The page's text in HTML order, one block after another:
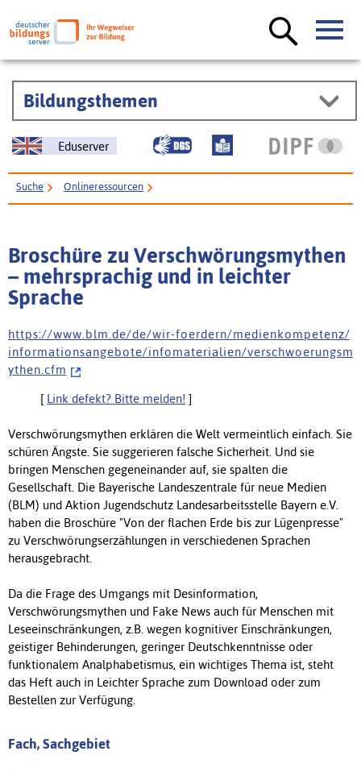
Bildungsthemen
Eduserver
Suche Onlineressourcen
Broschüre zu Verschwörungsmythen
– mehrsprachig und in leichter
Sprache
h t t p s : / / w w w . b l m . d e / d e / w i r - f o e r d e r n / m e d i e n k o m p e t e n z /
i n f o r m a t i o n s a n g e b o t e / i n f o m a t e r i a l i e n / v e r s c h w o e r u n g s m
y t h e n . c f m
[ Link defekt? Bitte melden! ]
Verschwörungsmythen erklären die Welt vermeintlich einfach. Sie
schüren Ängste. Sie suggerieren falsche Sicherheit. Und sie
bringen Menschen gegeneinander auf, sie spalten die
Gesellschaft. Die Bayerische Landeszentrale für neue Medien
(BLM) und Aktion Jugendschutz Landesarbeitsstelle Bayern e.V.
haben die Broschüre "Von der flachen Erde bis zur Lügenpresse"
zu Verschwörungserzählungen in verschiedenen Sprachen
herausgebracht.
Da die Frage des Umgangs mit Desinformation,
Verschwörungsmythen und Fake News auch für Menschen mit
Leseeinschränkungen, z.B. wegen kognitiver Einschränkungen,
geistiger Behinderungen, geringer Deutschkenntnisse oder
funktionalem Analphabetismus, ein wichtiges Thema ist, steht
das Heft auch in Leichter Sprache zum Download oder zum
Bestellen zur Verfügung.
Fach, Sachgebiet